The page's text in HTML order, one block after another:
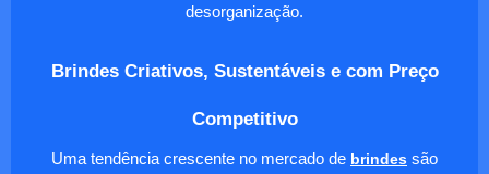
desorganização.
Brindes Criativos, Sustentáveis e com Preço
Competitivo
Uma tendência crescente no mercado de brindes são